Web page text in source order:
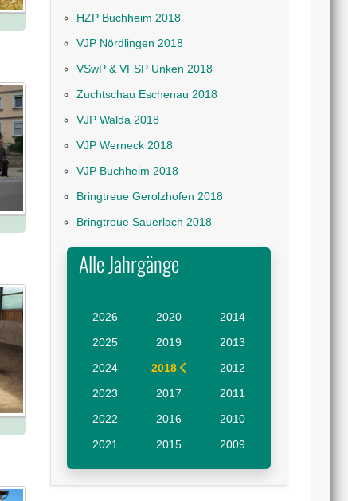
HZP Buchheim 2018
VJP Nördlingen 2018
VSwP & VFSP Unken 2018
Zuchtschau Eschenau 2018
VJP Walda 2018
VJP Werneck 2018
VJP Buchheim 2018
Bringtreue Gerolzhofen 2018
Bringtreue Sauerlach 2018
Alle Jahrgänge
2026
2025
2024
2023
2022
2021
2020
2019
2018
2017
2016
2015
2014
2013
2012
2011
2010
2009